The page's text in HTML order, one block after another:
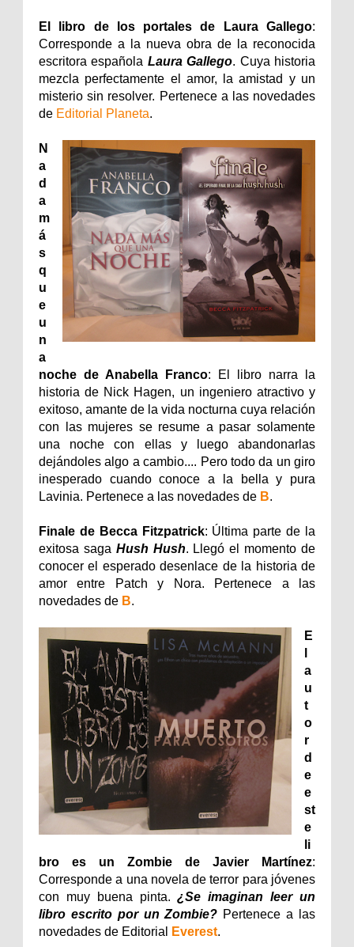
El libro de los portales de Laura Gallego:
Corresponde a la nueva obra de la reconocida
escritora española Laura Gallego. Cuya historia
mezcla perfectamente el amor, la amistad y un
misterio sin resolver. Pertenece a las novedades
de Editorial Planeta.
N
a
d
a
m
á
s
q
u
e
u
n
a
noche de Anabella Franco: El libro narra la
historia de Nick Hagen, un ingeniero atractivo y
exitoso, amante de la vida nocturna cuya relación
con las mujeres se resume a pasar solamente
una noche con ellas y luego abandonarlas
dejándoles algo a cambio.... Pero todo da un giro
inesperado cuando conoce a la bella y pura
Lavinia. Pertenece a las novedades de B.
Finale de Becca Fitzpatrick: Última parte de la
exitosa saga Hush Hush. Llegó el momento de
conocer el esperado desenlace de la historia de
amor entre Patch y Nora. Pertenece a las
novedades de B.
E
a
u
t
o
r
d
e
e
st
e
li
bro es un Zombie de Javier Martínez:
Corresponde a una novela de terror para jóvenes
con muy buena pinta.¿Se imaginan leer un
libro escrito por un Zombie? Pertenece a las
novedades de Editorial
Everest.